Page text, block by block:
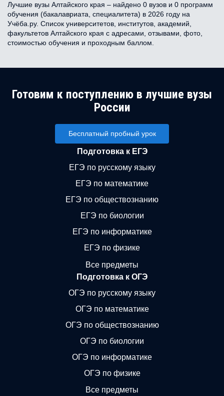
Лучшие вузы Алтайского края – найдено 0 вузов и 0 программ
обучения (бакалавриата, специалитета) в 2026 году на
Учёба.ру. Список университетов, институтов, академий,
факультетов Алтайского края с адресами, отзывами, фото,
стоимостью обучения и проходным баллом.
Готовим к поступлению в лучшие вузы
России
Бесплатный пробный урок
Подготовка к ЕГЭ
ЕГЭ по русскому языку
ЕГЭ по математике
ЕГЭ по обществознанию
ЕГЭ по биологии
ЕГЭ по информатике
ЕГЭ по физике
Все предметы
Подготовка к ОГЭ
ОГЭ по русскому языку
ОГЭ по математике
ОГЭ по обществознанию
ОГЭ по биологии
ОГЭ по информатике
ОГЭ по физике
Все предметы